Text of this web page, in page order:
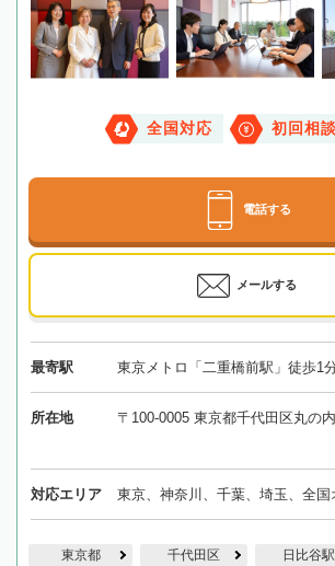
全国対応 初回相
電話する
メールする
最寄駅 東京メトロ「二重橋前駅」徒歩1
所在地 〒100-0005 東京都千代田区丸の
対応エリア 東京、神奈川、千葉、埼玉、全
東京都 千代田区 日比谷駅